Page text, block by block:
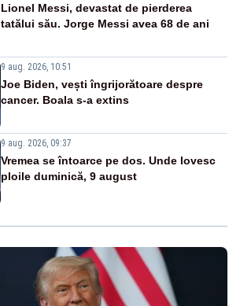
Lionel Messi, devastat de pierderea
tatălui său. Jorge Messi avea 68 de ani
9 aug. 2026, 10:51
Joe Biden, vești îngrijorătoare despre
cancer. Boala s-a extins
9 aug. 2026, 09:37
Vremea se întoarce pe dos. Unde lovesc
ploile duminică, 9 august